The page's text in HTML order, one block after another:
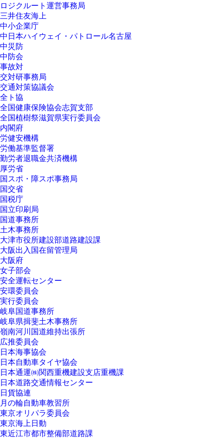
ロジクルート運営事務局
三井住友海上
中小企業庁
中日本ハイウェイ・パトロール名古屋
中災防
中防会
事故対
交対研事務局
交通対策協議会
全ト協
全国健康保険協会志賀支部
全国植樹祭滋賀県実行委員会
内閣府
労健安機構
労働基準監督署
勤労者退職金共済機構
厚労省
国スポ・障スポ事務局
国交省
国税庁
国立印刷局
国道事務所
土木事務所
大津市役所建設部道路建設課
大阪出入国在留管理局
大阪府
女子部会
安全運転センター
安環委員会
実行委員会
岐阜国道事務所
岐阜県揖斐土木事務所
嶺南河川国道維持出張所
広推委員会
日本海事協会
日本自動車タイヤ協会
日本通運㈱関西重機建設支店重機課
日本道路交通情報センター
日貨協連
月の輪自動車教習所
東京オリパラ委員会
東京海上日動
東近江市都市整備部道路課